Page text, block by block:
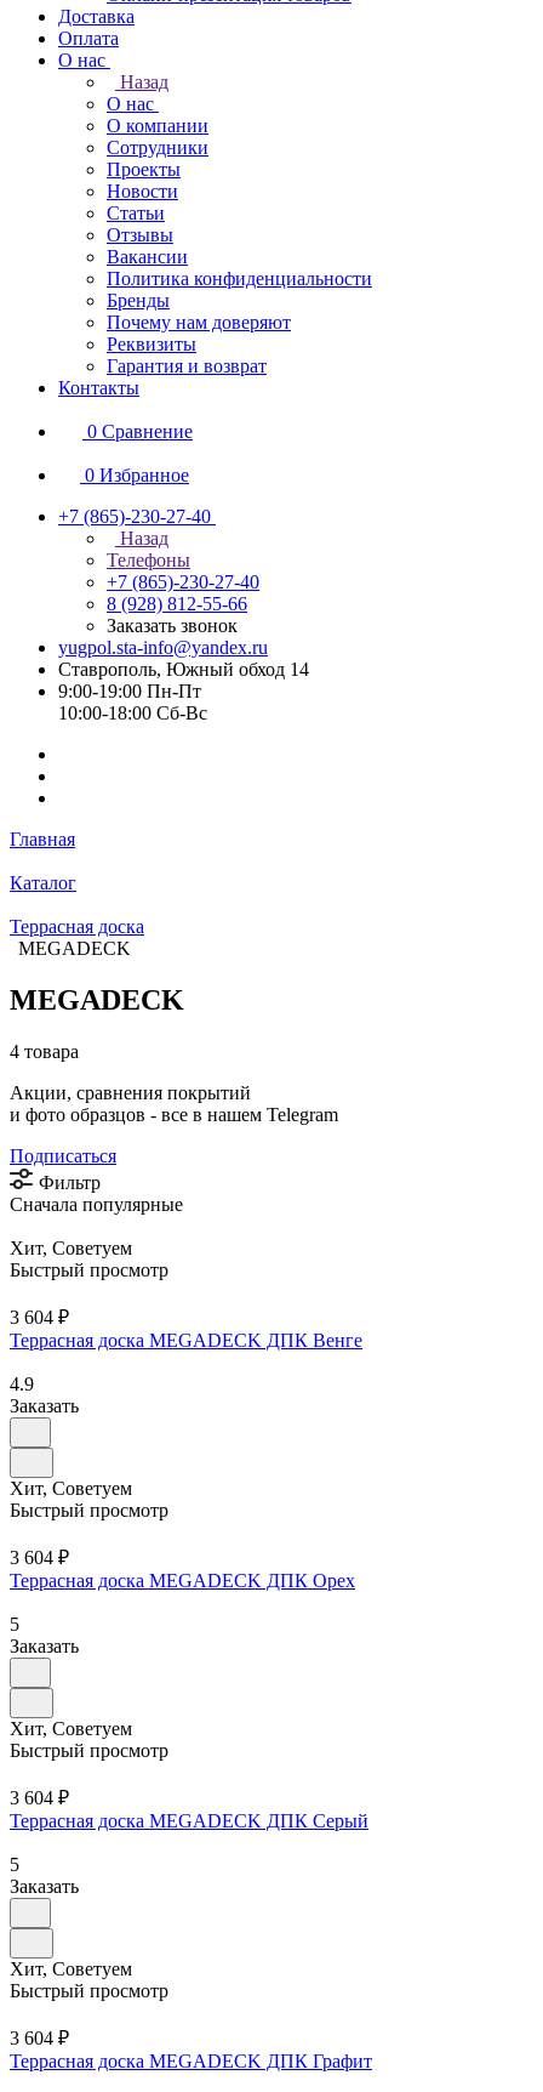
Доставка
Оплата
О нас
Назад
О нас
О компании
Сотрудники
Проекты
Новости
Статьи
Отзывы
Вакансии
Политика конфиденциальности
Бренды
Почему нам доверяют
Реквизиты
Гарантия и возврат
Контакты
0 Сравнение
0 Избранное
+7 (865)-230-27-40
Назад
Телефоны
+7 (865)-230-27-40
8 (928) 812-55-66
Заказать звонок
yugpol.sta-info@yandex.ru
Ставрополь, Южный обход 14
9:00-19:00 Пн-Пт
10:00-18:00 Cб-Вс
Главная
Каталог
Террасная доска
MEGADECK
MEGADECK
4 товара
Акции, сравнения покрытий
и фото образцов - все в нашем Telegram
Подписаться
Фильтр
Сначала популярные
Хит, Советуем
Быстрый просмотр
3 604 ₽
Террасная доска MEGADECK ДПК Венге
4.9
Заказать
Хит, Советуем
Быстрый просмотр
3 604 ₽
Террасная доска MEGADECK ДПК Орех
5
Заказать
Хит, Советуем
Быстрый просмотр
3 604 ₽
Террасная доска MEGADECK ДПК Серый
5
Заказать
Хит, Советуем
Быстрый просмотр
3 604 ₽
Террасная доска MEGADECK ДПК Графит